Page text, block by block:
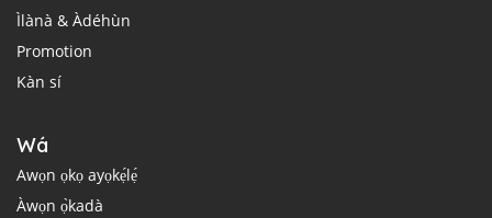
Ìlànà & Àdéhùn
Promotion
Kàn sí
Wá
Awọn ọkọ ayọkẹ́lẹ́
Àwọn ọ̀kadà